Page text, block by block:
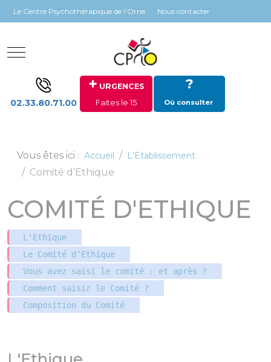
Panneau de gestion des cookies
Le Centre Psychothérapique de l'Orne Nous contacter
Mobile Menu Toggle
02.33.80.71.00
+ URGENCES
Faites le 15
?
Où consulter
Vous êtes ici : Accueil L'Etablissement
Comité d’Ethique
COMITÉ D'ETHIQUE
L'Ethique
Le Comité d’Ethique
Vous avez saisi le comité : et après ?
Comment saisir le Comité ?
Composition du Comité